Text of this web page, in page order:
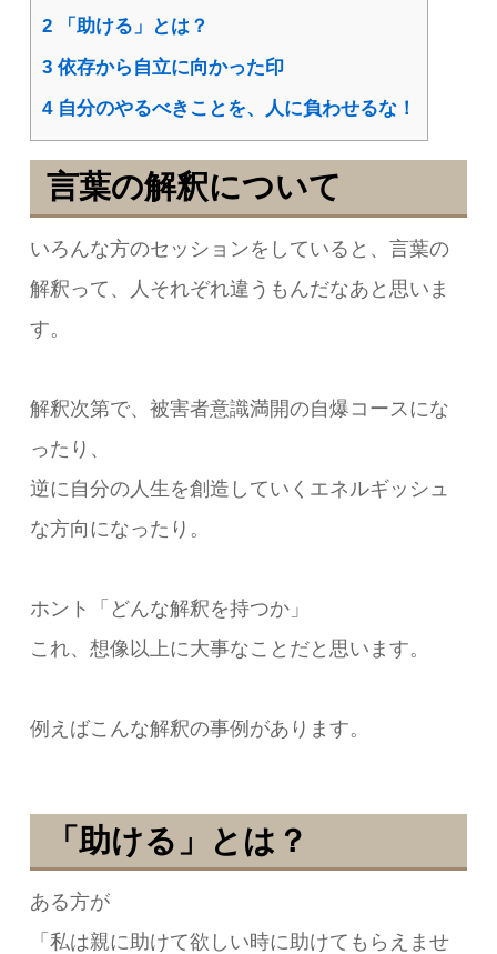
2 「助ける」とは？
3 依存から自立に向かった印
4自分のやるべきことを、人に負わせるな！
言葉の解釈について
いろんな方のセッションをしていると、言葉の
解釈って、人それぞれ違うもんだなあと思いま
す。
解釈次第で、被害者意識満開の自爆コースにな
ったり、
逆に自分の人生を創造していくエネルギッシュ
な方向になったり。
ホント「どんな解釈を持つか」
これ、想像以上に大事なことだと思います。
例えばこんな解釈の事例があります。
「助ける」とは？
ある方が
「私は親に助けて欲しい時に助けてもらえませ